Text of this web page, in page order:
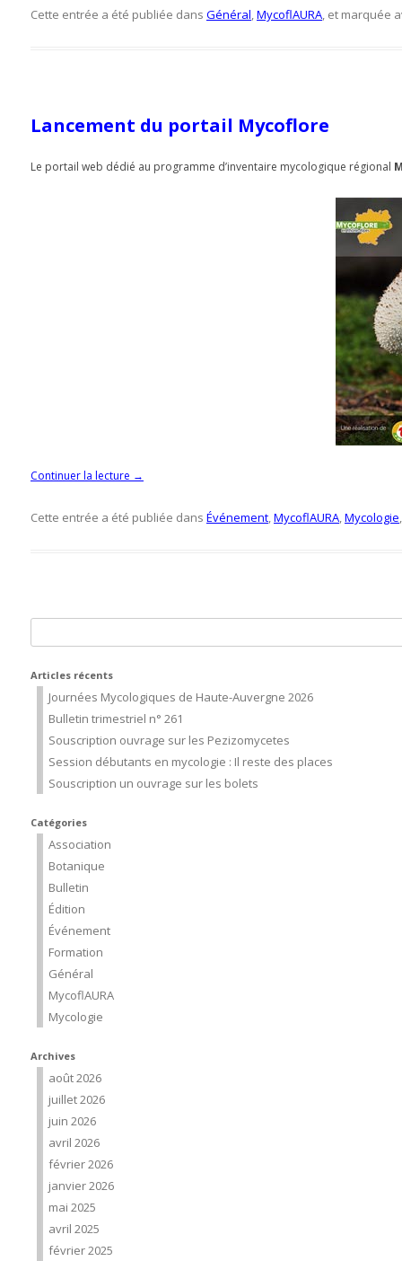
Cette entrée a été publiée dans Général,MycoflAURA, et marquée
Lancement du portail Mycoflore
Le portail web dédié au programme d’inventaire mycologique régional
Continuer la lecture →
Cette entrée a été publiée dans Événement,MycoflAURA,Mycologie
Articles récents
Journées Mycologiques de Haute-Auvergne 2026
Bulletin trimestriel n° 261
Souscription ouvrage sur les Pezizomycetes
Session débutants en mycologie : Il reste des places
Souscription un ouvrage sur les bolets
Catégories
Association
Botanique
Bulletin
Édition
Événement
Formation
Général
MycoflAURA
Mycologie
Archives
août 2026
juillet 2026
juin 2026
avril 2026
février 2026
janvier 2026
mai 2025
avril 2025
février 2025